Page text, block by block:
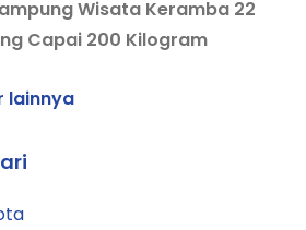
Wisata Keramba 22
Capai 200 Kilogram
lainnya